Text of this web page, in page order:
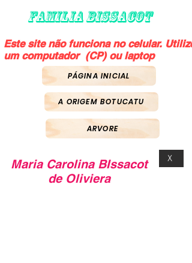
FAMILIA BISSACOT
Este site não funciona no celular. Utilize
um computador (CP) ou laptop
PÁGINA INICIAL
A ORIGEM BOTUCATU
ARVORE
Maria Carolina BIssacot
de Oliviera
X